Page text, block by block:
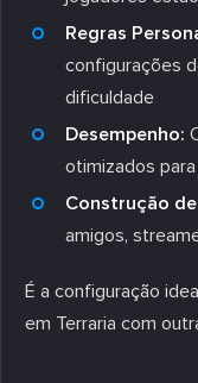
Regras
configurações
dificuldade
Desempenho:
otimizados
Construção
amigos,
É a configuração
em Terraria com